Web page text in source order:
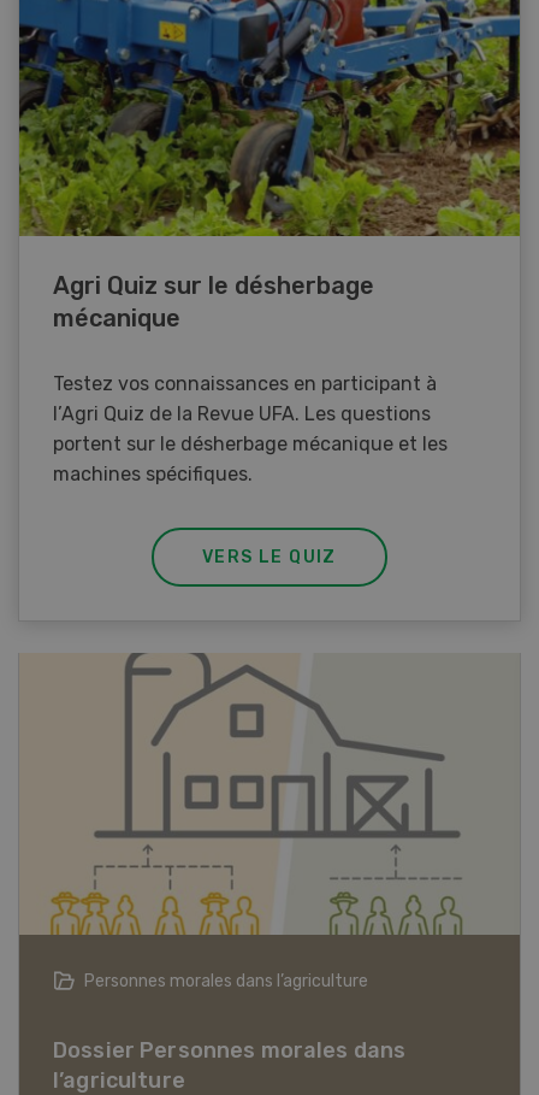
Agri Quiz sur le désherbage
mécanique
Testez vos connaissances en participant à
l’Agri Quiz de la Revue UFA. Les questions
portent sur le désherbage mécanique et les
machines spécifiques.
VERS LE QUIZ
Articles biologiques